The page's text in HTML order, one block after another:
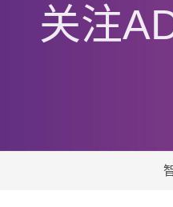
关注